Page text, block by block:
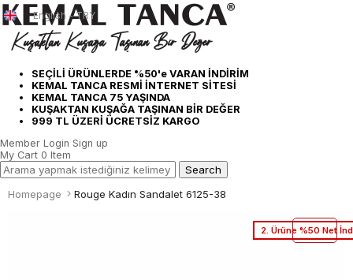
SEÇİLİ ÜRÜNLERDE %50'e VARAN İNDİRİM
KEMAL TANCA RESMİ İNTERNET SİTESİ
KEMAL TANCA 75 YAŞINDA
KUŞAKTAN KUŞAĞA TAŞINAN BİR DEĞER
999 TL ÜZERİ ÜCRETSİZ KARGO
English - TRY
Member Login Sign up
My Cart 0 Item
Homepage Rouge Kadın Sandalet 6125-38
2. Ürüne %50 Net